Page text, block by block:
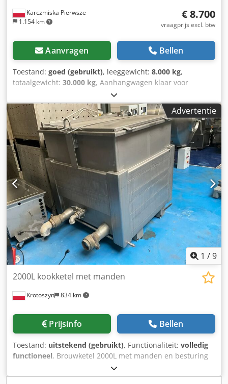
Karczmiska Pierwsze
1.154 km
€ 8.700
vraagprijs excl. btw
Aanvragen Bellen
Toestand: goed (gebruikt), leeggewicht: 8.000 kg,
totaalgewicht: 30.000 kg, Aanhangwagen klaar voor
gebruik Fabrikant: Richard Larrington LTD Codoyb T Ipjpfx
Agdsrf Jaar: 2012 Engeland
Advertentie
1 /9
Krotoszyn 834 km
2000L kookketel met manden
Prijsinfo Bellen
Toestand: uitstekend (gebruikt), Functionaliteit: volledig
functioneel, Brouwketel 2000L met manden en besturing
Materiaal: Roestvrij staal Inhoud: 2000 liter Credsyrhulspfx
Agdof Totale afmetingen: 1330 x 1330 x 1530 mm